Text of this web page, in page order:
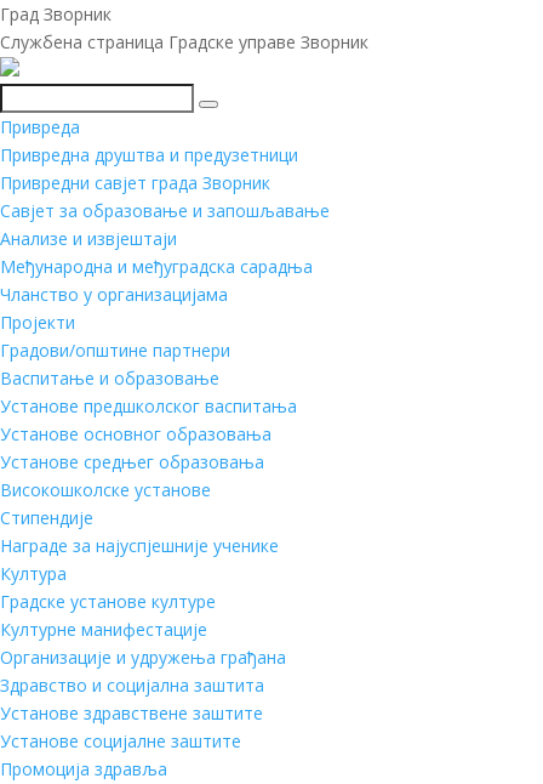
Град Зворник
Службена страница Градске управе Зворник
Претражи
Привреда
Привредна друштва и предузетници
Привредни савјет града Зворник
Савјет за образовање и запошљавање
Анализе и извјештаји
Међународна и међуградска сарадња
Чланство у организацијама
Пројекти
Градови/општине партнери
Васпитање и образовање
Установе предшколског васпитања
Установе основног образовања
Установе средњег образовања
Високошколске установе
Стипендије
Награде за најуспјешније ученике
Култура
Градске установе културе
Културне манифестације
Организације и удружења грађана
Здравство и социјална заштита
Установе здравствене заштите
Установе социјалне заштите
Промоција здравља